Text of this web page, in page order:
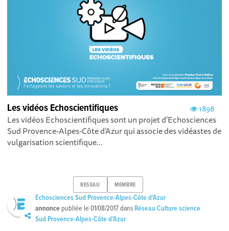
1898
Les vidéos Echoscientifiques
Les vidéos Echoscientifiques sont un projet d'Echosciences
Sud Provence-Alpes-Côte d’Azur qui associe des vidéastes de
vulgarisation scientifique...
RESEAU MEMBRE
Echosciences Sud Provence-Alpes-Côte d'Azur
annonce publiée le01/08/2017dans Réseau Culture science
Sud Provence-Alpes-Côte d'Azur